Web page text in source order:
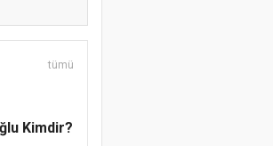
tümü
Kimdir?